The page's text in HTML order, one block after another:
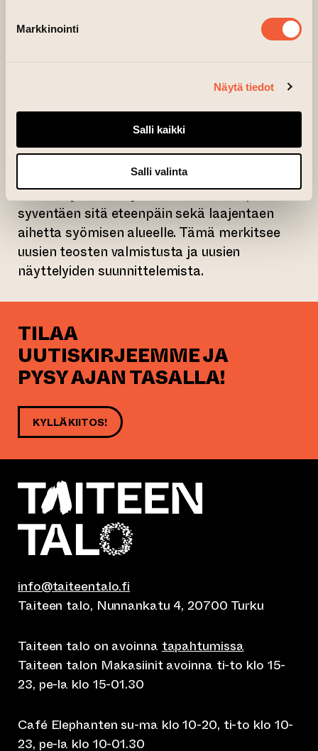
Markkinointi
Näytä tiedot
Salli kaikki
Salli valinta
Jaska Poikonen
Tutkin taiteellisin keinoin kuluttamista ja sen
ekologista ja sosiaalista kestävyyttä
lähestyen aihetta henkilökohtaisesta
näkökulmasta käsin. Tarkastelin aihetta
pukeutumisen viitekehyksessä Kankaan
paino -näyttelyissäni, joka oli esillä
Helsingissä ja Tampereella vuonna 2023.
Jatkan työskentelyä saman teeman parissa
syventäen sitä eteenpäin sekä laajentaen
aihetta syömisen alueelle. Tämä merkitsee
uusien teosten valmistusta ja uusien
näyttelyiden suunnittelemista.
TILAA
UUTISKIRJEEMME JA
PYSY AJAN TASALLA!
KYLLÄ KIITOS!
info@taiteentalo.fi
Taiteen talo, Nunnankatu 4, 20700 Turku
Taiteen talo on avoinna tapahtumissa
Taiteen talon Makasiinit avoinna ti-to klo 15-
23, pe-la klo 15-01.30
Café Elephanten su-ma klo 10-20, ti-to klo 10-
23, pe-la klo 10-01.30